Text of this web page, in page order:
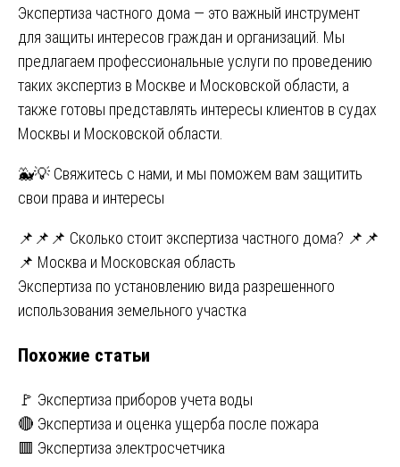
Экспертиза частного дома — это важный инструмент
для защиты интересов граждан и организаций. Мы
предлагаем профессиональные услуги по проведению
таких экспертиз в Москве и Московской области, а
также готовы представлять интересы клиентов в судах
Москвы и Московской области.
🐳💡 Свяжитесь с нами, и мы поможем вам защитить
свои права и интересы
Навигация
по
записям
📌📌📌 Сколько стоит экспертиза частного дома? 📌📌
📌 Москва и Московская область
Экспертиза по установлению вида разрешенного
использования земельного участка
Похожие статьи
🚩 Экспертиза приборов учета воды
🔴 Экспертиза и оценка ущерба после пожара
🟥 Экспертиза электросчетчика